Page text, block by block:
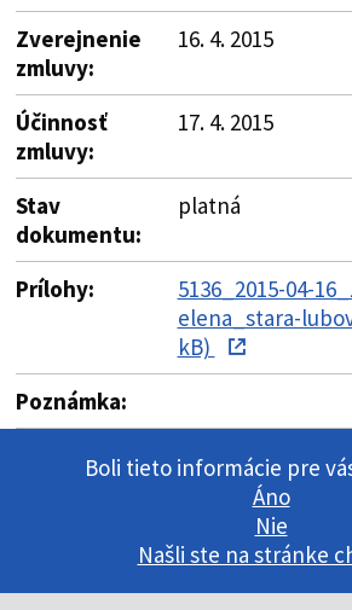
Zverejnenie
zmluvy:
16. 4. 2015
Účinnosť
zmluvy:
17. 4. 2015
Stav
dokumentu:
platná
Prílohy:
5136_2015-04-
elena_stara-
kB)
Poznámka:
Boli tieto informácie pre
Áno
Nie
Našli ste na stránke